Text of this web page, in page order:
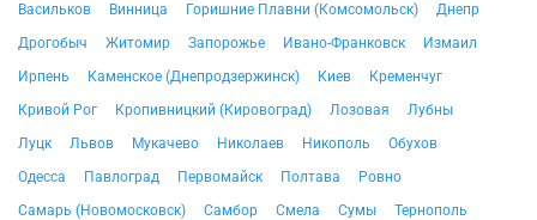
Васильков
Винница Горишние Плавни (Комсомольск)
Днепр
Дрогобыч
Житомир Запорожье Ивано-Франковск
Измаил
Ирпень
Каменское (Днепродзержинск) Киев
Кременчуг
Кривой Рог
Кропивницкий (Кировоград) Лозовая
Лубны
Луцк
Львов Мукачево Николаев Никополь
Обухов
Одесса
Павлоград Первомайск Полтава
Ровно
Самарь (Новомосковск)
Самбор Смела Сумы
Тернополь